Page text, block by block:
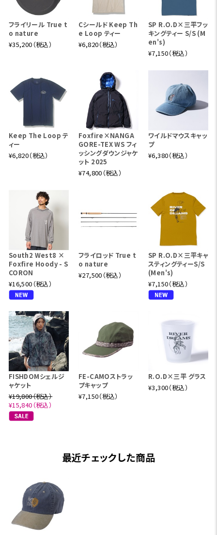
フライリール True t
o nature
¥35,200（税込）
Cシールド Keep Th
e Loop ティー
¥6,820（税込）
SP R.O.D×三平フッ
キングティー S/S (M
en's)
¥7,150（税込）
Keep The Loop テ
ィー
¥6,820（税込）
Foxfire×NANGA
GORE-TEX WS フィ
ッシングダウンジャケ
ット 2025
¥74,800（税込）
ワイルドマウスキャッ
プ
¥6,380（税込）
South2 West8 ×
Foxfire Hoody - S
CORON
¥16,500（税込）
フライロッド True t
o nature
¥27,500（税込）
SP R.O.D×三平キャ
スティングティーS/S
(Men's)
¥7,150（税込）
FISHDOMシェルジ
ャケット
¥19,800（税込）
¥15,840（税込）
FE-CAMOストラッ
プキャップ
¥7,150（税込）
R.O.D×三平 グラス
¥3,300（税込）
最近チェックした商品